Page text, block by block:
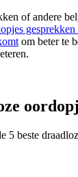
of andere
om beter te
5 beste